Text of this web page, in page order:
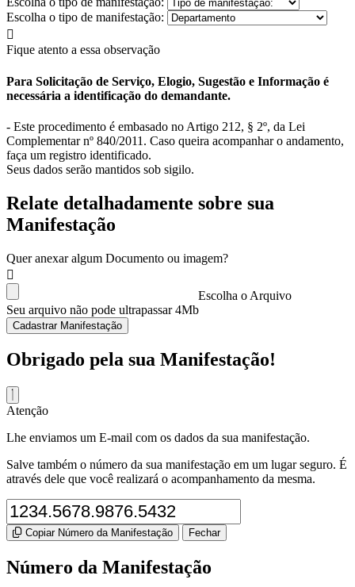
Escolha o tipo de manifestação:
Fique atento a essa observação
Para Solicitação de Serviço, Elogio, Sugestão e Informação é
necessária a identificação do demandante.
- Este procedimento é embasado no Artigo 212, § 2º, da Lei
Complementar nº 840/2011. Caso queira acompanhar o andamento,
faça um registro identificado.
Seus dados serão mantidos sob sigilo.
Relate detalhadamente sobre sua
Manifestação
Quer anexar algum Documento ou imagem?
Escolha o Arquivo
Seu arquivo não pode ultrapassar 4Mb
Cadastrar Manifestação
Obrigado pela sua Manifestação!
Atenção
Lhe enviamos um E-mail com os dados da sua manifestação.
Salve também o número da sua manifestação em um lugar seguro. É
através dele que você realizará o acompanhamento da mesma.
Copiar Número da Manifestação Fechar
Número da Manifestação